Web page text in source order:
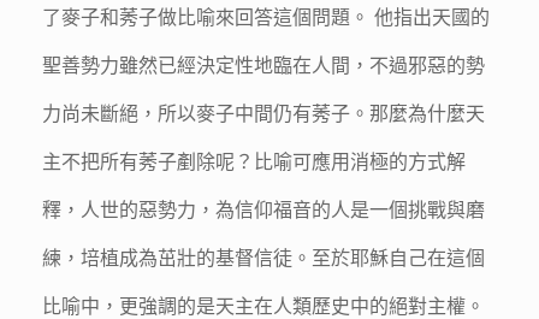
了麥子和莠子做比喻來回答這個問題。 他指出天國的
聖善勢力雖然已經決定性地臨在人間，不過邪惡的勢
力尚未斷絕，所以麥子中間仍有莠子。那麼為什麼天
主不把所有莠子剷除呢？比喻可應用消極的方式解
釋，人世的惡勢力，為信仰福音的人是一個挑戰與磨
練，培植成為茁壯的基督信徒。至於耶穌自己在這個
比喻中，更強調的是天主在人類歷史中的絕對主權。